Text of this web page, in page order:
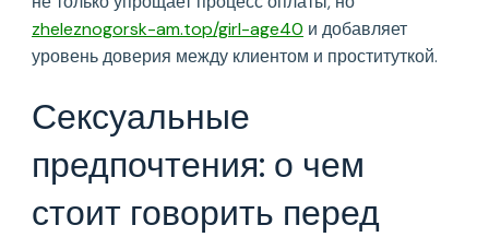
zheleznogorsk-am.top/girl-age40 и добавляет
уровень доверия между клиентом и проституткой.
Сексуальные
предпочтения: о чем
стоит говорить перед